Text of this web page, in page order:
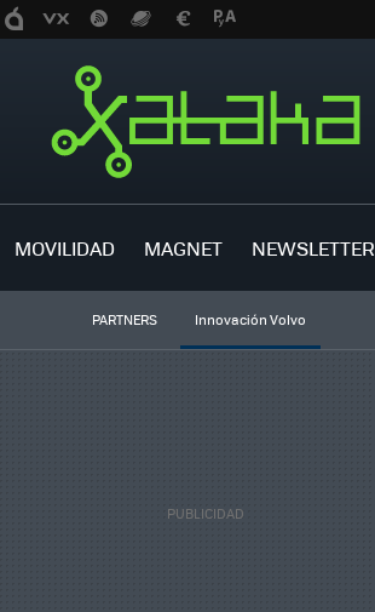
MOVILIDAD MAGNET NEWSLETTER
PARTNERS Innovación Volvo